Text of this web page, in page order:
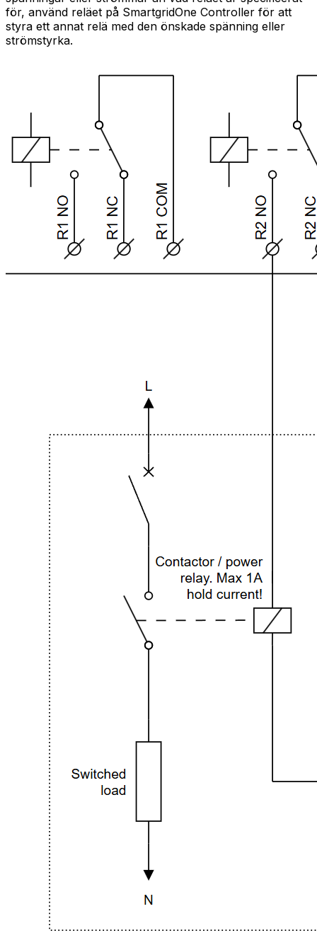
för, använd reläet på SmartgridOne Controller för att
styra ett annat relä med den önskade spänning eller
strömstyrka.